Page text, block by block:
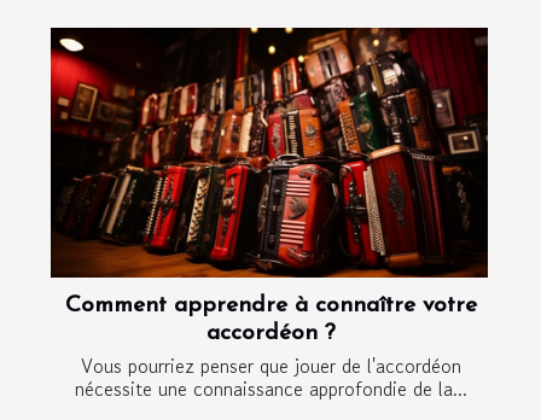
Comment apprendre à connaître votre
accordéon ?
Vous pourriez penser que jouer de l'accordéon
nécessite une connaissance approfondie de la...